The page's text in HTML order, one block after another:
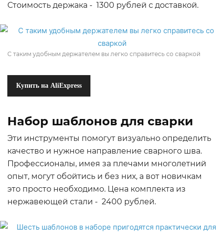
Стоимость держака - 1300 рублей с доставкой.
С таким удобным держателем вы легко справитесь со сваркой
Купить на AliExpress
Набор шаблонов для сварки
Эти инструменты помогут визуально определить
качество и нужное направление сварного шва.
Профессионалы, имея за плечами многолетний
опыт, могут обойтись и без них, а вот новичкам
это просто необходимо. Цена комплекта из
нержавеющей стали - 2400 рублей.